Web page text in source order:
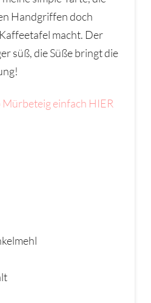
Handgriffen doch
macht. Der
süß, die Süße bringt die
Mürbeteig einfach HIER